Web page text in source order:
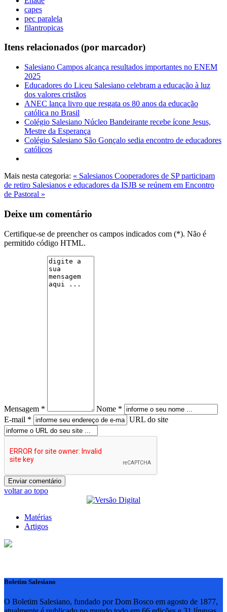
capes
pec paralela
filantropicas
Itens relacionados (por marcador)
Salesiano Campos alcança resultados importantes no ENEM
2025
Educadores do Liceu Salesiano celebram a educação à luz
dos valores cristãos
ANEC lança livro que resgata os 80 anos da educação
católica no Brasil
Colégio Salesiano Núcleo Bandeirante recebe ícone Jesus,
Mestre da Esperança
Colégio Salesiano São Gonçalo sedia encontro de educadores
católicos
Mais nesta categoria: « Salesianos Cooperadores de SP participam
de retiro Salesianos e educadores da ISJB se reúnem em Encontro
de Pastoral »
Deixe um comentário
Certifique-se de preencher os campos indicados com (*). Não é
permitido código HTML.
Mensagem *
Nome *
E-mail *
URL do site
voltar ao topo
Matérias
Artigos
Boletim Salesiano
O Boletim Salesiano, fundado por Dom Bosco em agosto de 1877,